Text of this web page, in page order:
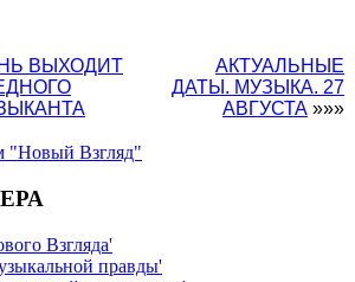
ВЫХОДИТ
АКТУАЛЬНЫЕ
ДАТЫ. МУЗЫКА. 27
АВГУСТА »»»